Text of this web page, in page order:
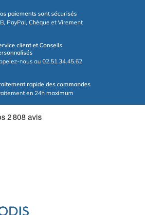
paiements sont sécurisés
PayPal, Chèque et Virement
client et Conseils
nous au 02.51.34.45.62
rapide des commandes
en 24h maximum